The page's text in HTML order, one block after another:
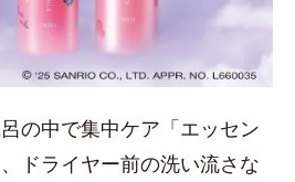
の中で集中ケア「エッセン
ドライヤー前の洗い流さな